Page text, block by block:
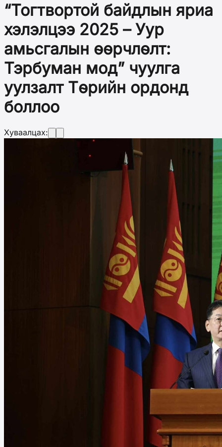
“Тогтвортой байдлын яриа
хэлэлцээ 2025 – Уур
амьсгалын өөрчлөлт:
Тэрбуман мод” чуулга
уулзалт Төрийн ордонд
боллоо
Хуваалцах: